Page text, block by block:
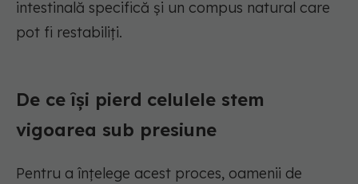
intestinală specifică și un compus natural care
pot fi restabiliți.
De ce își pierd celulele stem
vigoarea sub presiune
Pentru a înțelege acest proces, oamenii de